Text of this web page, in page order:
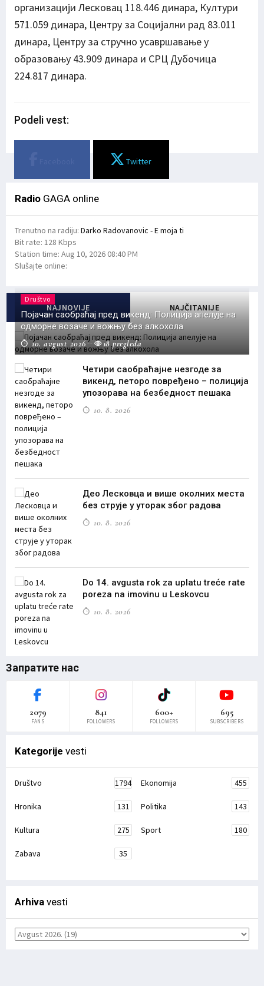
организацији Лесковац 118.446 динара, Култури
571.059 динара, Центру за Социјални рад 83.011
динара, Центру за стручно усавршавање у
образовању 43.909 динара и СРЦ Дубочица
224.817 динара.
Podeli vest:
Twitter
Radio GAGA online
Trenutno na radiju: Darko Radovanovic - E moja ti
Bit rate: 128 Kbps
Station time: Aug 10, 2026 08:40 PM
Slušajte online:
NAJNOVIJE NAJČITANIJE
Društvo
Појачан саобраћај пред викенд: Полиција апелује на
одморне возаче и вожњу без алкохола
10. avgust 2026
18 pregleda
Четири саобраћајне незгоде за
викенд, петоро повређено – полиција
упозорава на безбедност пешака
10. 8. 2026
Део Лесковца и више околних места
без струје у уторак због радова
10. 8. 2026
Do 14. avgusta rok za uplatu treće rate
poreza na imovinu u Leskovcu
10. 8. 2026
Запратите нас
2079
FANS
841
FOLLOWERS
600+
FOLLOWERS
695
SUBSCRIBERS
Kategorije vesti
Društvo 1794 Ekonomija 455
Hronika 131 Politika 143
Kultura 275 Sport 180
Zabava 35
Arhiva vesti